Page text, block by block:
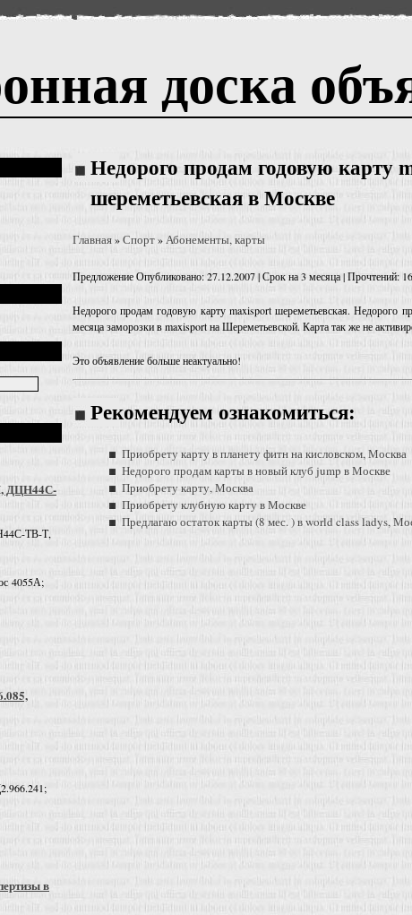
доска
ДЦН44С-
ТВ-Т,
4055А;
в
Недорого продам годовую карту
шереметьевская в Москве
Главная»Спорт»Абонементы, карты
ПредложениеОпубликовано: 27.12.2007 | Срок на 3 месяца | Прочтений:
Недорого продам годовую карту maxisport шереметьевская. Недорого
месяца заморозки в maxisport на Шереметьевской. Карта так же не
Это объявление больше неактуально!
Рекомендуем ознакомиться:
Приобрету карту в планету фитн на кисловском, Москва
Недорого продам карты в новый клуб jump в Москве
Приобрету карту, Москва
Приобрету клубную карту в Москве
Предлагаю остаток карты (8 мес. ) в world class ladys,